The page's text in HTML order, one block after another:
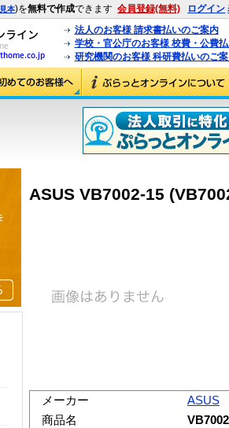
見本)を無料で作成できます 会員登録(無料) ログイン
法人のお客様 請求書払いのご案内
学校・官公庁のお客様 校費・公費
研究機関のお客様 科研費払いのご
ASUS VB7002-15
メーカー
ASUS
商品名